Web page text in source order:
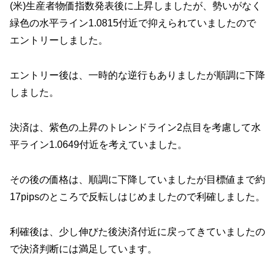
(米)生産者物価指数発表後に上昇しましたが、勢いがなく
緑色の水平ライン1.0815付近で抑えられていましたので
エントリーしました。
エントリー後は、一時的な逆行もありましたが順調に下降
しました。
決済は、紫色の上昇のトレンドライン2点目を考慮して水
平ライン1.0649付近を考えていました。
その後の価格は、順調に下降していましたが目標値まで約
17pipsのところで反転しはじめましたので利確しました。
利確後は、少し伸びた後決済付近に戻ってきていましたの
で決済判断には満足しています。